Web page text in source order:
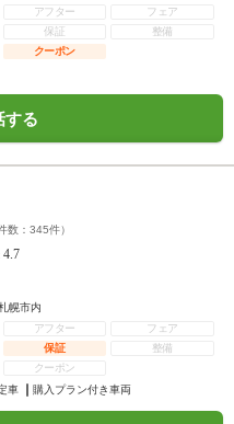
アフター
フェア
保証
整備
クーポン
する
数： 345件）
4.7
幌市内
アフター
フェア
保証
整備
クーポン
車 購入プラン付き車両